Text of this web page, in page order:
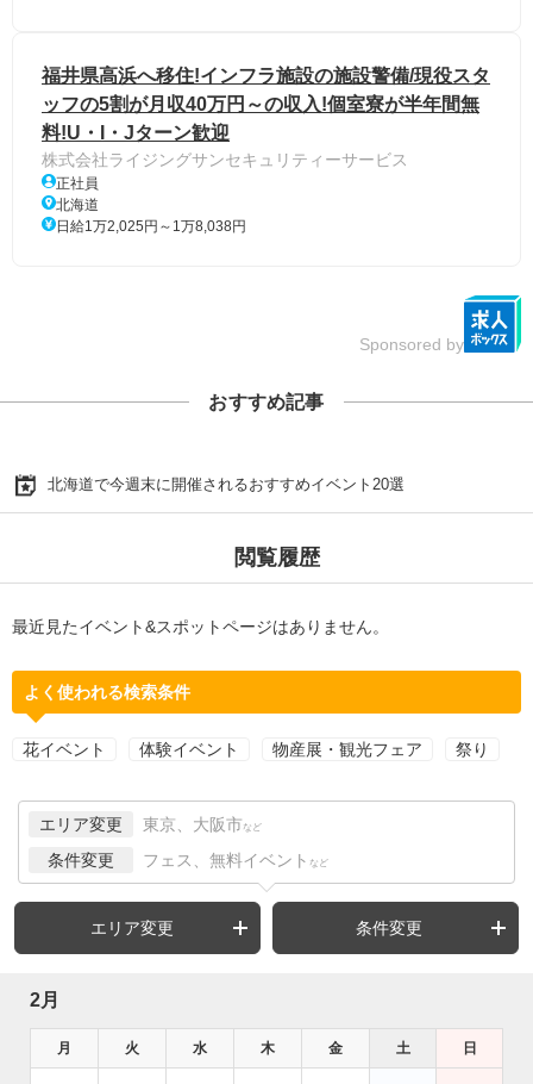
福井県高浜へ移住!インフラ施設の施設警備/現役スタ
ッフの5割が月収40万円～の収入!個室寮が半年間無
料!U・I・Jターン歓迎
株式会社ライジングサンセキュリティーサービス
正社員
北海道
日給1万2,025円～1万8,038円
Sponsored by
おすすめ記事
北海道で今週末に開催されるおすすめイベント20選
閲覧履歴
最近見たイベント&スポットページはありません。
よく使われる検索条件
花イベント 体験イベント 物産展・観光フェア 祭り
エリア変更 東京、大阪市 など
条件変更 フェス、無料イベント など
エリア変更 条件変更
2月
月 火 水 木 金 土 日